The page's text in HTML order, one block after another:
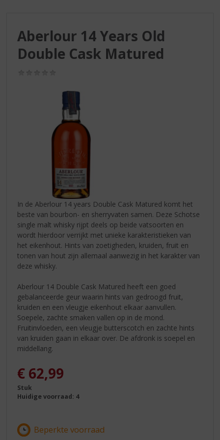
Aberlour 14 Years Old
Double Cask Matured
In de Aberlour 14 years Double Cask Matured komt het
beste van bourbon- en sherryvaten samen. Deze Schotse
single malt whisky rijpt deels op beide vatsoorten en
wordt hierdoor verrijkt met unieke karakteristieken van
het eikenhout. Hints van zoetigheden, kruiden, fruit en
tonen van hout zijn allemaal aanwezig in het karakter van
deze whisky.
Aberlour 14 Double Cask Matured heeft een goed
gebalanceerde geur waarin hints van gedroogd fruit,
kruiden en een vleugje eikenhout elkaar aanvullen.
Soepele, zachte smaken vallen op in de mond.
Fruitinvloeden, een vleugje butterscotch en zachte hints
van kruiden gaan in elkaar over. De afdronk is soepel en
middellang.
€ 62,99
Stuk
Huidige voorraad: 4